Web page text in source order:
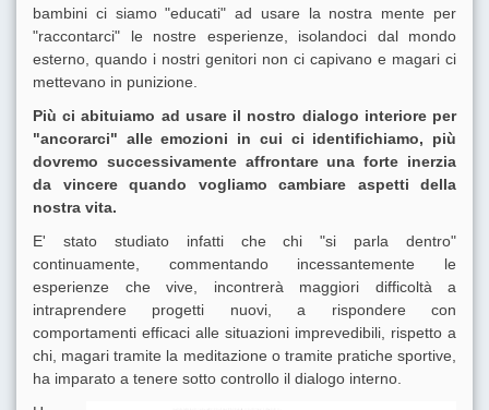
bambini ci siamo "educati" ad usare la nostra mente per
"raccontarci" le nostre esperienze, isolandoci dal mondo
esterno, quando i nostri genitori non ci capivano e magari ci
mettevano in punizione.
Più ci abituiamo ad usare il nostro dialogo interiore per
"ancorarci" alle emozioni in cui ci identifichiamo, più
dovremo successivamente affrontare una forte inerzia
da vincere quando vogliamo cambiare aspetti della
nostra vita.
E' stato studiato infatti che chi "si parla dentro"
continuamente, commentando incessantemente le
esperienze che vive, incontrerà maggiori difficoltà a
intraprendere progetti nuovi, a rispondere con
comportamenti efficaci alle situazioni imprevedibili, rispetto a
chi, magari tramite la meditazione o tramite pratiche sportive,
ha imparato a tenere sotto controllo il dialogo interno.